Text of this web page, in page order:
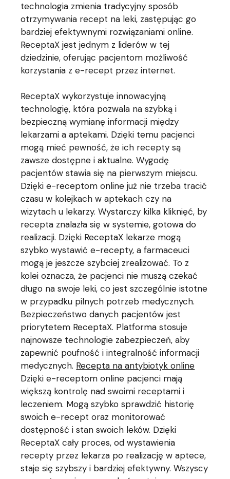
technologia zmienia tradycyjny sposób
otrzymywania recept na leki, zastępując go
bardziej efektywnymi rozwiązaniami online.
ReceptaX jest jednym z liderów w tej
dziedzinie, oferując pacjentom możliwość
korzystania z e-recept przez internet.
ReceptaX wykorzystuje innowacyjną
technologię, która pozwala na szybką i
bezpieczną wymianę informacji między
lekarzami a aptekami. Dzięki temu pacjenci
mogą mieć pewność, że ich recepty są
zawsze dostępne i aktualne. Wygodę
pacjentów stawia się na pierwszym miejscu.
Dzięki e-receptom online już nie trzeba tracić
czasu w kolejkach w aptekach czy na
wizytach u lekarzy. Wystarczy kilka kliknięć, by
recepta znalazła się w systemie, gotowa do
realizacji. Dzięki ReceptaX lekarze mogą
szybko wystawić e-recepty, a farmaceuci
mogą je jeszcze szybciej zrealizować. To z
kolei oznacza, że pacjenci nie muszą czekać
długo na swoje leki, co jest szczególnie istotne
w przypadku pilnych potrzeb medycznych.
Bezpieczeństwo danych pacjentów jest
priorytetem ReceptaX. Platforma stosuje
najnowsze technologie zabezpieczeń, aby
zapewnić poufność i integralność informacji
medycznych. Recepta na antybiotyk online
Dzięki e-receptom online pacjenci mają
większą kontrolę nad swoimi receptami i
leczeniem. Mogą szybko sprawdzić historię
swoich e-recept oraz monitorować
dostępność i stan swoich leków. Dzięki
ReceptaX cały proces, od wystawienia
recepty przez lekarza po realizację w aptece,
staje się szybszy i bardziej efektywny. Wszyscy